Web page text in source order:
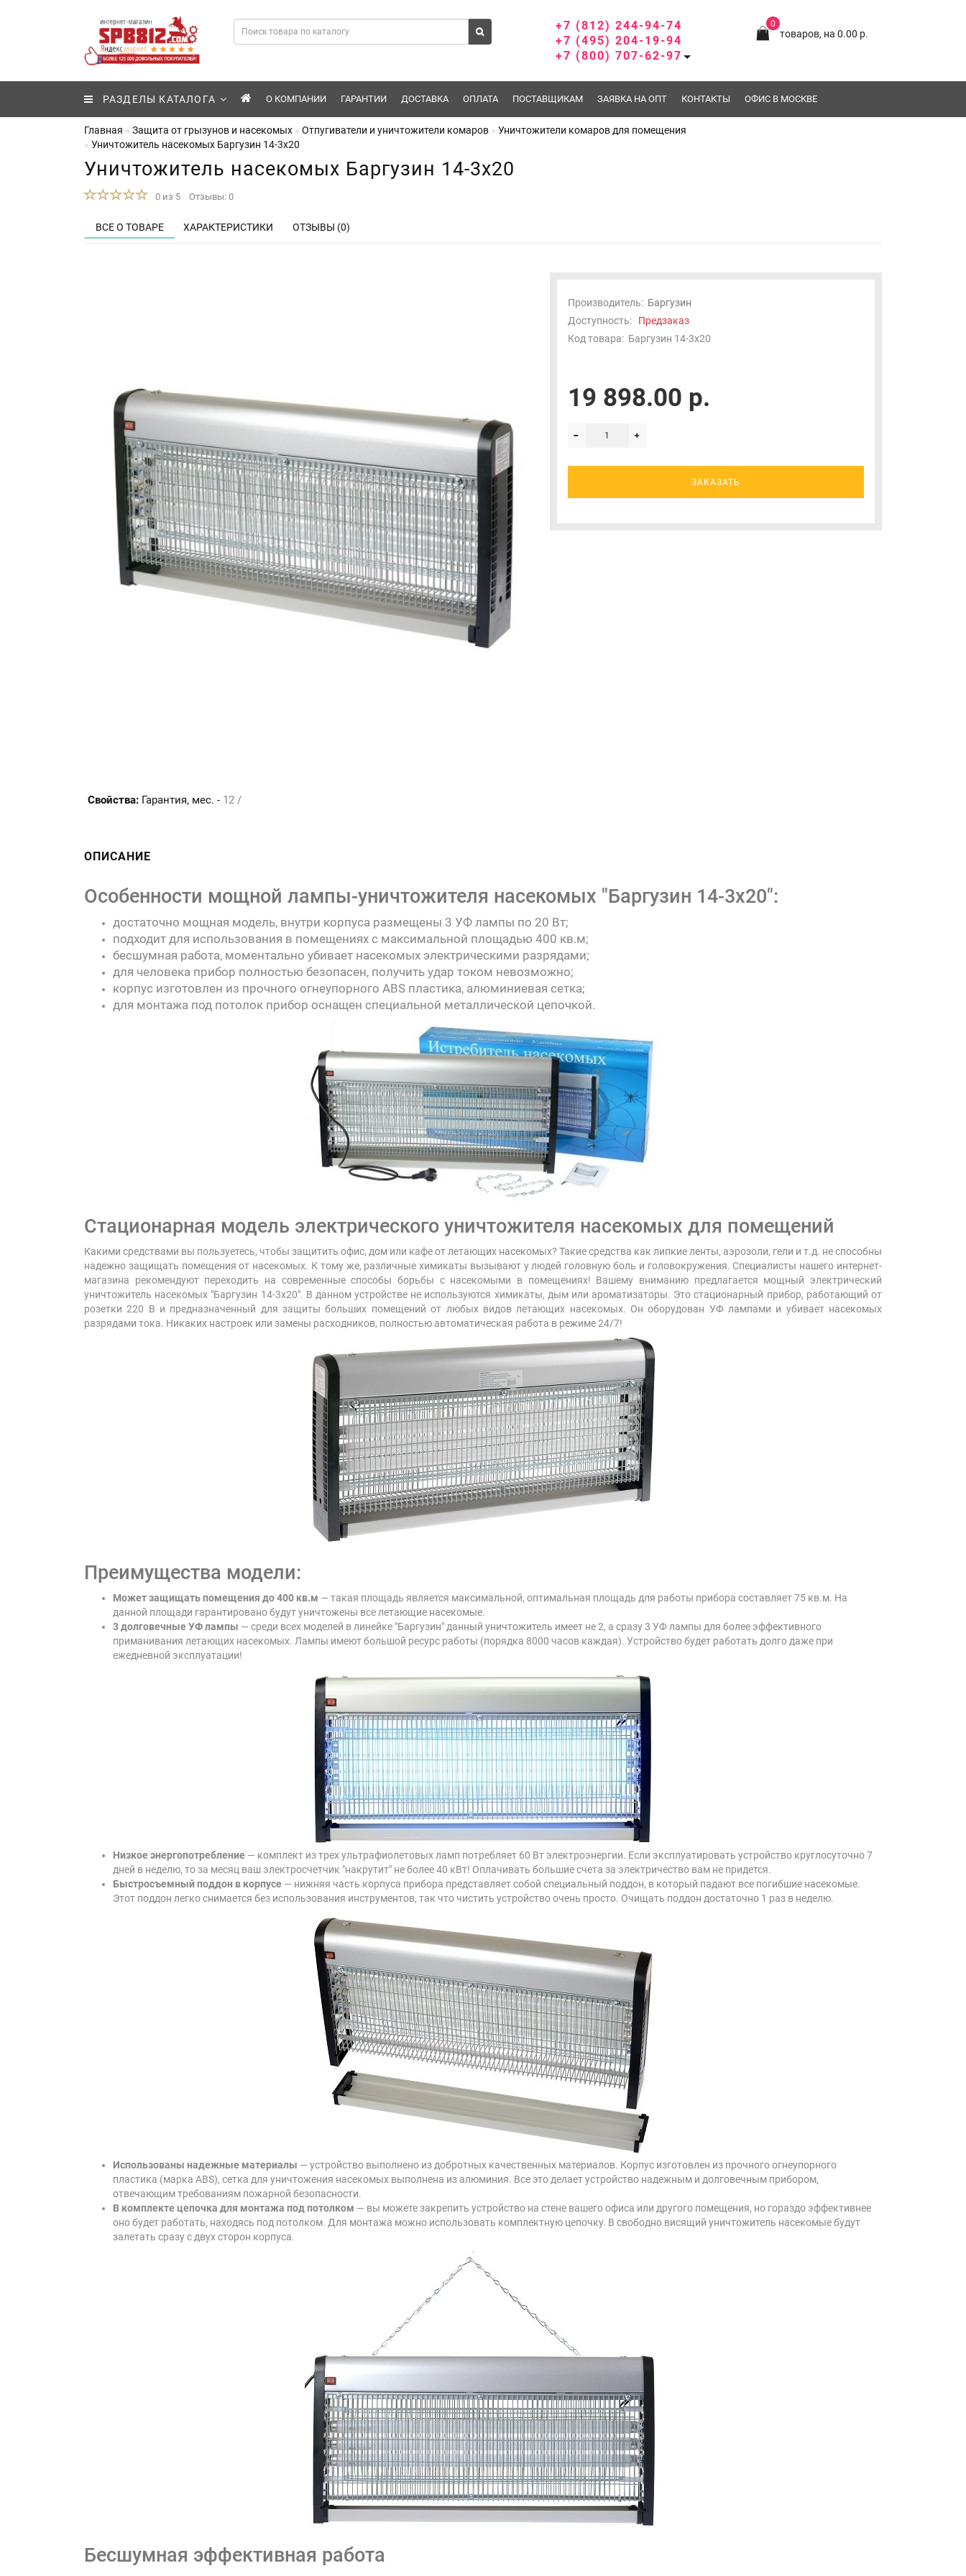
0
товаров, на 0.00 р.
+7 (812) 244-94-74
+7 (495) 204-19-94
+7 (800) 707-62-97
РАЗДЕЛЫ КАТАЛОГА О КОМПАНИИ ГАРАНТИИ ДОСТАВКА ОПЛАТА ПОСТАВЩИКАМ ЗАЯВКА НА ОПТ КОНТАКТЫ ОФИС В МОСКВЕ
Главная Защита от грызунов и насекомых Отпугиватели и уничтожители комаров
Уничтожители комаров для помещения
Уничтожитель насекомых Баргузин 14-3x20
Уничтожитель насекомых Баргузин 14-3x20
0 из 5 Отзывы: 0
ВСЕ О ТОВАРЕ ХАРАКТЕРИСТИКИ ОТЗЫВЫ (0)
Свойства: Гарантия, мес. - 12 /
Производитель: Баргузин
Доступность: Предзаказ
Код товара: Баргузин 14-3x20
19 898.00 р.
ЗАКАЗАТЬ
ОПИСАНИЕ
Особенности мощной лампы-уничтожителя насекомых "Баргузин 14-3x20":
достаточно мощная модель, внутри корпуса размещены 3 УФ лампы по 20 Вт;
подходит для использования в помещениях с максимальной площадью 400 кв.м;
бесшумная работа, моментально убивает насекомых электрическими разрядами;
для человека прибор полностью безопасен, получить удар током невозможно;
корпус изготовлен из прочного огнеупорного ABS пластика, алюминиевая сетка;
для монтажа под потолок прибор оснащен специальной металлической цепочкой.
Стационарная модель электрического уничтожителя насекомых для помещений
Какими средствами вы пользуетесь, чтобы защитить офис, дом или кафе от летающих насекомых? Такие средства как липкие ленты, аэрозоли, гели и т.д. не способны
надежно защищать помещения от насекомых. К тому же, различные химикаты вызывают у людей головную боль и головокружения. Специалисты нашего интернет-
магазина рекомендуют переходить на современные способы борьбы с насекомыми в помещениях! Вашему вниманию предлагается мощный электрический
уничтожитель насекомых "Баргузин 14-3x20". В данном устройстве не используются химикаты, дым или ароматизаторы. Это стационарный прибор, работающий от
розетки 220 В и предназначенный для защиты больших помещений от любых видов летающих насекомых. Он оборудован УФ лампами и убивает насекомых
разрядами тока. Никаких настроек или замены расходников, полностью автоматическая работа в режиме 24/7!
Преимущества модели:
Может защищать помещения до 400 кв.м — такая площадь является максимальной, оптимальная площадь для работы прибора составляет 75 кв.м. На
данной площади гарантировано будут уничтожены все летающие насекомые.
3 долговечные УФ лампы — среди всех моделей в линейке "Баргузин" данный уничтожитель имеет не 2, а сразу 3 УФ лампы для более эффективного
приманивания летающих насекомых. Лампы имеют большой ресурс работы (порядка 8000 часов каждая). Устройство будет работать долго даже при
ежедневной эксплуатации!
Низкое энергопотребление — комплект из трех ультрафиолетовых ламп потребляет 60 Вт электроэнергии. Если эксплуатировать устройство круглосуточно 7
дней в неделю, то за месяц ваш электросчетчик "накрутит" не более 40 кВт! Оплачивать большие счета за электричество вам не придется.
Быстросъемный поддон в корпусе — нижняя часть корпуса прибора представляет собой специальный поддон, в который падают все погибшие насекомые.
Этот поддон легко снимается без использования инструментов, так что чистить устройство очень просто. Очищать поддон достаточно 1 раз в неделю.
Использованы надежные материалы — устройство выполнено из добротных качественных материалов. Корпус изготовлен из прочного огнеупорного
пластика (марка ABS), сетка для уничтожения насекомых выполнена из алюминия. Все это делает устройство надежным и долговечным прибором,
отвечающим требованиям пожарной безопасности.
В комплекте цепочка для монтажа под потолком — вы можете закрепить устройство на стене вашего офиса или другого помещения, но гораздо эффективнее
оно будет работать, находясь под потолком. Для монтажа можно использовать комплектную цепочку. В свободно висящий уничтожитель насекомые будут
залетать сразу с двух сторон корпуса.
Бесшумная эффективная работа